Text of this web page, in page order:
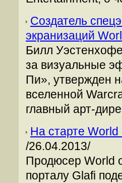
Создатель
экранизаций
Билл
за визуальные
Пи», утвержден
вселенной
главный арт-
На старте World
/26.04.2013/
Продюсер World
порталу Glafi